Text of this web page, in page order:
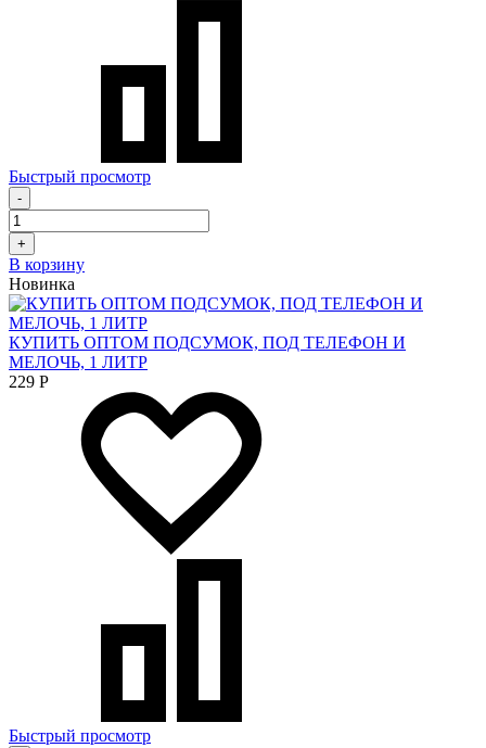
Быстрый просмотр
-
+
В корзину
Новинка
КУПИТЬ ОПТОМ ПОДСУМОК, ПОД ТЕЛЕФОН И
МЕЛОЧЬ, 1 ЛИТР
229 Р
Быстрый просмотр